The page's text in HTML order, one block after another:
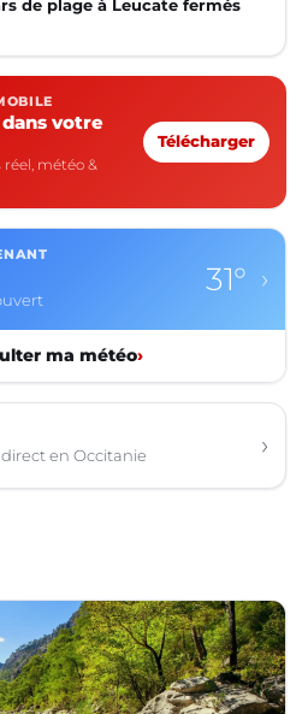
de plage à Leucate fermés
votre
météo &
Télécharger
31° ›
ma météo›
en Occitanie ›